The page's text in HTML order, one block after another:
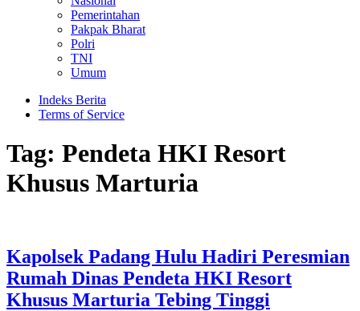
Pemerintahan
Pakpak Bharat
Polri
TNI
Umum
Indeks Berita
Terms of Service
Tag: Pendeta HKI Resort
Khusus Marturia
Kapolsek Padang Hulu Hadiri Peresmian
Rumah Dinas Pendeta HKI Resort
Khusus Marturia Tebing Tinggi